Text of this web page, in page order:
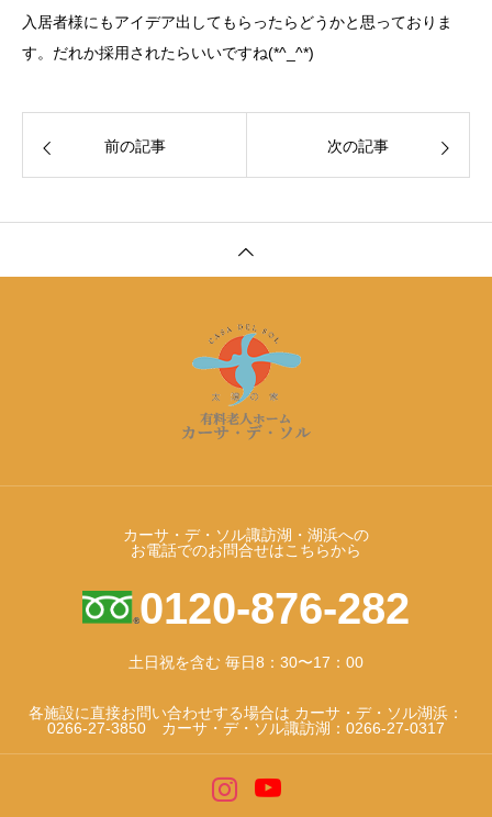
入居者様にもアイデア出してもらったらどうかと思っておりま
す。だれか採用されたらいいですね(*^_^*)
前の記事 次の記事
カーサ・デ・ソル諏訪湖・湖浜への
お電話でのお問合せはこちらから
0120-876-282
土日祝を含む 毎日8：30〜17：00
各施設に直接お問い合わせする場合は カーサ・デ・ソル湖浜：
0266-27-3850 カーサ・デ・ソル諏訪湖：0266-27-0317